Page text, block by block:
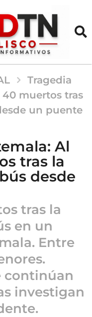
Tragedia
muertos tras
un puente
Al
tras la
desde
tras la
en un
Entre
continúan
investigan